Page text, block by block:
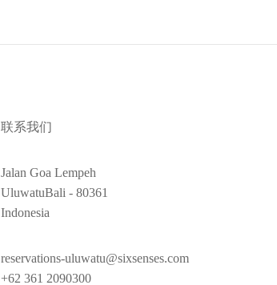
联系我们
Jalan Goa Lempeh
UluwatuBali - 80361
Indonesia
reservations-uluwatu@sixsenses.com
+62 361 2090300